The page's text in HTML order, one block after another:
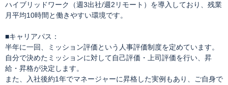
ハイブリッドワーク（週3出社/週2リモート）を導入しており、残業
月平均10時間と働きやすい環境です。
■キャリアパス：
半年に一回、ミッション評価という人事評価制度を定めています。
自分で決めたミッションに対して自己評価・上司評価を行い、昇
給・昇格が決定します。
また、入社後約1年でマネージャーに昇格した実例もあり、ご自身で